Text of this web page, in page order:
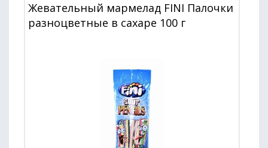
Жевательный мармелад FINI Палочки
разноцветные в сахаре 100 г